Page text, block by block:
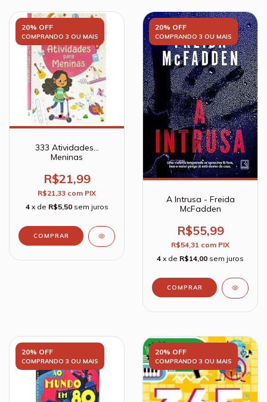
20% OFF
COMPRANDO 3 OU MAIS
333 Atividades...
Meninas
R$21,99
R$21,33 com PIX
4 x de R$5,50 sem juros
20% OFF
COMPRANDO 3 OU MAIS
A Intrusa - Freida
McFadden
R$55,99
R$54,31 com PIX
4 x de R$14,00 sem juros
20% OFF
COMPRANDO 3 OU MAIS
20% OFF
COMPRANDO 3 OU MAIS